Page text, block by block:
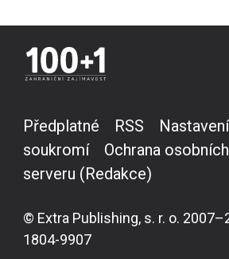
Předplatné RSS
Nastavení
soukromí
Ochrana
serveru (Redakce)
© Extra Publishing, s. r. o.
1804-9907